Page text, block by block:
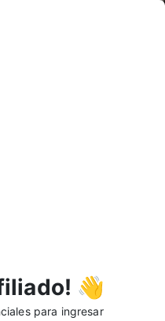
👋
para ingresar